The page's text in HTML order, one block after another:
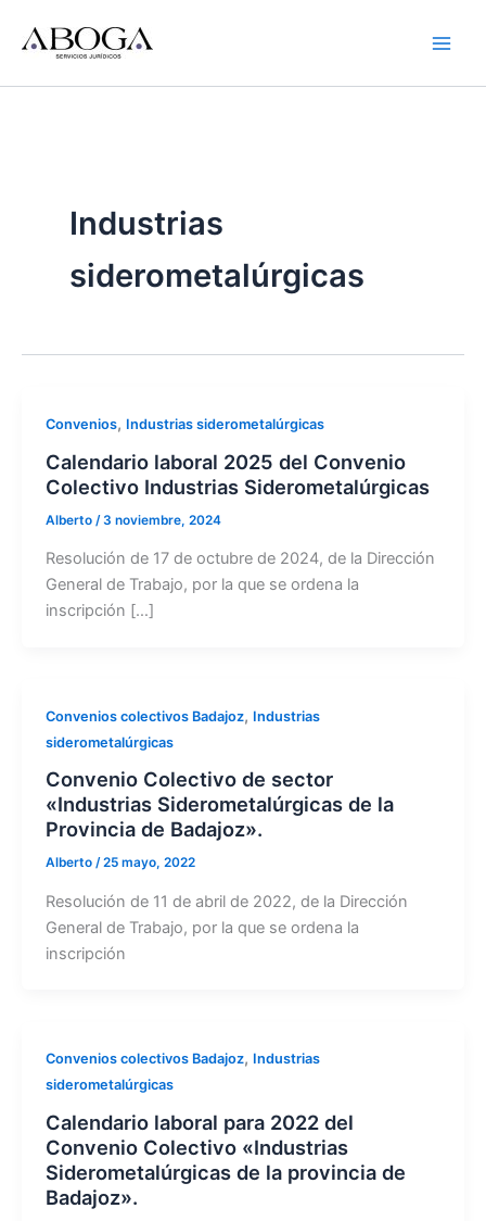
contenido
Industrias
siderometalúrgicas
Convenios, Industrias siderometalúrgicas
Calendario laboral 2025 del Convenio
Colectivo Industrias Siderometalúrgicas
Alberto /3 noviembre, 2024
Resolución de 17 de octubre de 2024, de la Dirección
General de Trabajo, por la que se ordena la
inscripción […]
Convenios colectivos Badajoz, Industrias
siderometalúrgicas
Convenio Colectivo de sector
«Industrias Siderometalúrgicas de la
Provincia de Badajoz».
Alberto /25 mayo, 2022
Resolución de 11 de abril de 2022, de la Dirección
General de Trabajo, por la que se ordena la
inscripción
Convenios colectivos Badajoz, Industrias
siderometalúrgicas
Calendario laboral para 2022 del
Convenio Colectivo «Industrias
Siderometalúrgicas de la provincia de
Badajoz».